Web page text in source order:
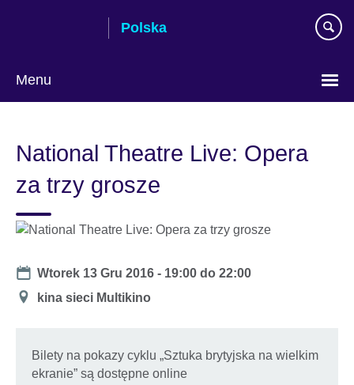
Polska
Menu
National Theatre Live: Opera
za trzy grosze
Date
Wtorek 13 Gru 2016 - 19:00 do22:00
Miejsce
kina sieci Multikino
Bilety na pokazy cyklu „Sztuka brytyjska na wielkim
ekranie” są dostępne online